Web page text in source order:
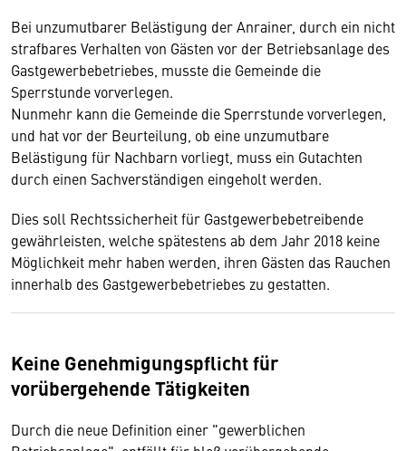
Bei unzumutbarer Belästigung der Anrainer, durch ein nicht
strafbares Verhalten von Gästen vor der Betriebsanlage des
Gastgewerbebetriebes, musste die Gemeinde die
Sperrstunde vorverlegen.
Nunmehr kann die Gemeinde die Sperrstunde vorverlegen,
und hat vor der Beurteilung, ob eine unzumutbare
Belästigung für Nachbarn vorliegt, muss ein Gutachten
durch einen Sachverständigen eingeholt werden.
Dies soll Rechtssicherheit für Gastgewerbebetreibende
gewährleisten, welche spätestens ab dem Jahr 2018 keine
Möglichkeit mehr haben werden, ihren Gästen das Rauchen
innerhalb des Gastgewerbebetriebes zu gestatten.
Keine Genehmigungspflicht für
vorübergehende Tätigkeiten
Durch die neue Definition einer "gewerblichen